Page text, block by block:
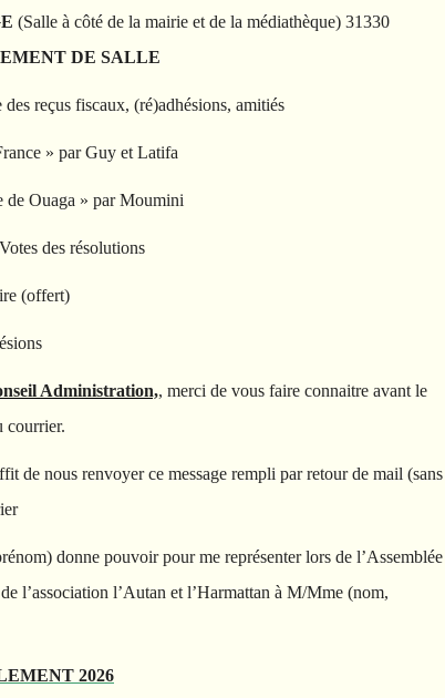
(Salle à côté de la mairie et de la médiathèque) 31330
DE SALLE
reçus fiscaux, (ré)adhésions, amitiés
» par Guy et Latifa
de Ouaga » par Moumini
des résolutions
(offert)
Administration,, merci de vous faire connaitre avant le
courrier.
de nous renvoyer ce message rempli par retour de mail (sans
donne pouvoir pour me représenter lors de l’Assemblée
l’association l’Autan et l’Harmattan à M/Mme (nom,
2026